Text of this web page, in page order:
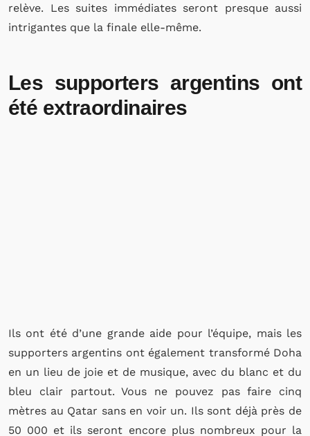
relève. Les suites immédiates seront presque aussi
intrigantes que la finale elle-même.
Les supporters argentins ont
été extraordinaires
Ils ont été d’une grande aide pour l’équipe, mais les
supporters argentins ont également transformé Doha
en un lieu de joie et de musique, avec du blanc et du
bleu clair partout. Vous ne pouvez pas faire cinq
mètres au Qatar sans en voir un. Ils sont déjà près de
50 000 et ils seront encore plus nombreux pour la